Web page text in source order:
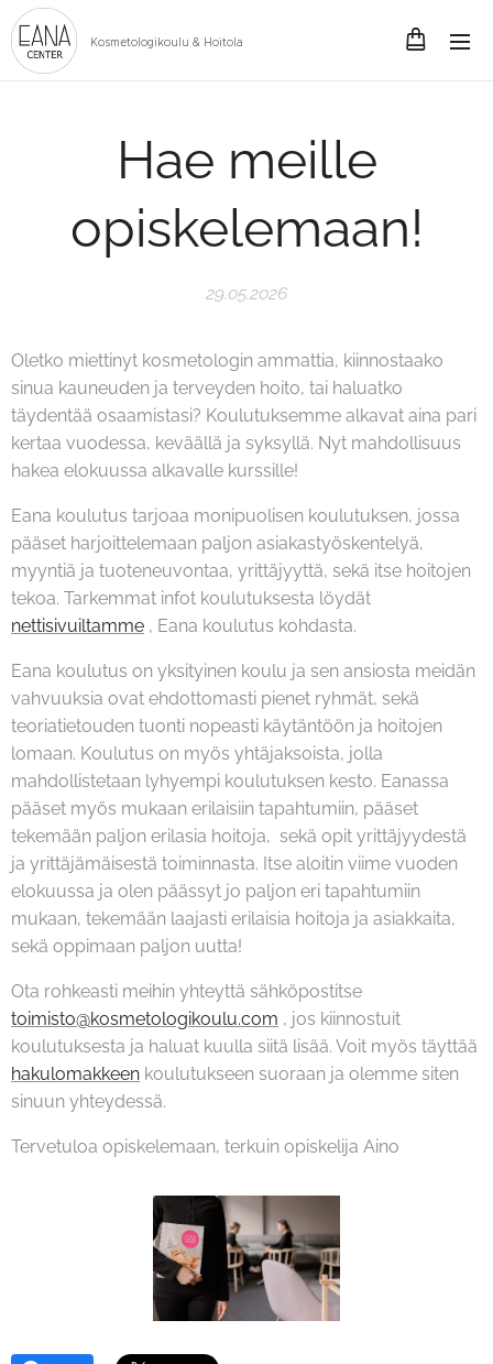
Kosmetologikoulu & Hoitola
Hae meille
opiskelemaan!
29.05.2026
Oletko miettinyt kosmetologin ammattia, kiinnostaako
sinua kauneuden ja terveyden hoito, tai haluatko
täydentää osaamistasi? Koulutuksemme alkavat aina pari
kertaa vuodessa, keväällä ja syksyllä. Nyt mahdollisuus
hakea elokuussa alkavalle kurssille!
Eana koulutus tarjoaa monipuolisen koulutuksen, jossa
pääset harjoittelemaan paljon asiakastyöskentelyä,
myyntiä ja tuoteneuvontaa, yrittäjyyttä, sekä itse hoitojen
tekoa. Tarkemmat infot koulutuksesta löydät
nettisivuiltamme , Eana koulutus kohdasta.
Eana koulutus on yksityinen koulu ja sen ansiosta meidän
vahvuuksia ovat ehdottomasti pienet ryhmät, sekä
teoriatietouden tuonti nopeasti käytäntöön ja hoitojen
lomaan. Koulutus on myös yhtäjaksoista, jolla
mahdollistetaan lyhyempi koulutuksen kesto. Eanassa
pääset myös mukaan erilaisiin tapahtumiin, pääset
tekemään paljon erilasia hoitoja, sekä opit yrittäjyydestä
ja yrittäjämäisestä toiminnasta. Itse aloitin viime vuoden
elokuussa ja olen päässyt jo paljon eri tapahtumiin
mukaan, tekemään laajasti erilaisia hoitoja ja asiakkaita,
sekä oppimaan paljon uutta!
Ota rohkeasti meihin yhteyttä sähköpostitse
toimisto@kosmetologikoulu.com , jos kiinnostuit
koulutuksesta ja haluat kuulla siitä lisää. Voit myös täyttää
hakulomakkeen koulutukseen suoraan ja olemme siten
sinuun yhteydessä.
Tervetuloa opiskelemaan, terkuin opiskelija Aino